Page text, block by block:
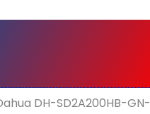
DH-SD2A200HB-GN-